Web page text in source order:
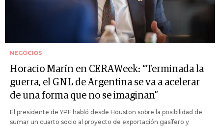
NEGOCIOS
Horacio Marín en CERAWeek: “Terminada la
guerra, el GNL de Argentina se va a acelerar
de una forma que no se imaginan”
El presidente de YPF habló desde Houston sobre la posibilidad de
sumar un cuarto socio al proyecto de exportación gasífero y